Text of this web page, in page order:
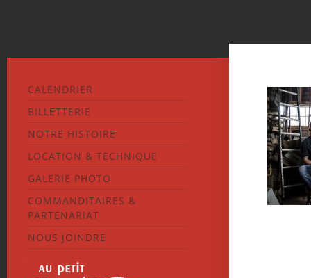
CALENDRIER
BILLETTERIE
NOTRE HISTOIRE
LOCATION & TECHNIQUE
GALERIE PHOTO
COMMANDITAIRES &
PARTENARIAT
NOUS JOINDRE